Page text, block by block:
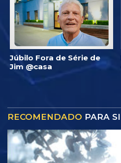
Júbilo Fora de Série de
Jim @casa
RECOMENDADO PARA SI